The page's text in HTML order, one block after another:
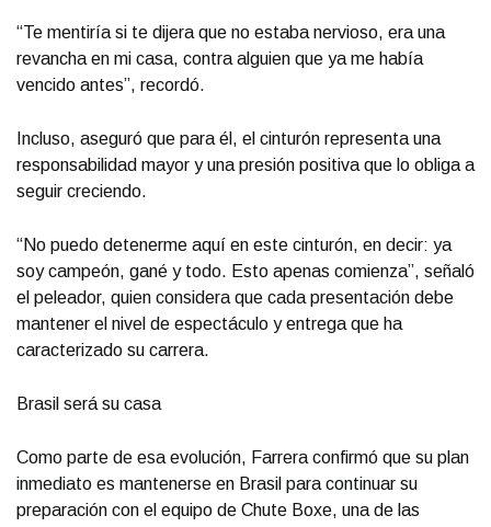
“Te mentiría si te dijera que no estaba nervioso, era una
revancha en mi casa, contra alguien que ya me había
vencido antes”, recordó.
Incluso, aseguró que para él, el cinturón representa una
responsabilidad mayor y una presión positiva que lo obliga a
seguir creciendo.
“No puedo detenerme aquí en este cinturón, en decir: ya
soy campeón, gané y todo. Esto apenas comienza”, señaló
el peleador, quien considera que cada presentación debe
mantener el nivel de espectáculo y entrega que ha
caracterizado su carrera.
Brasil será su casa
Como parte de esa evolución, Farrera confirmó que su plan
inmediato es mantenerse en Brasil para continuar su
preparación con el equipo de Chute Boxe, una de las